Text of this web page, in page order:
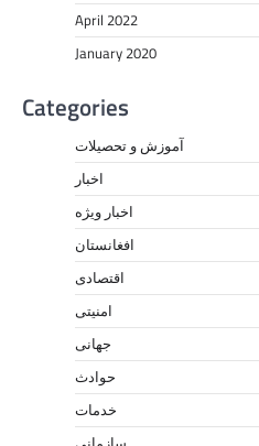
April 2022
January 2020
Categories
آموزش و تحصیلات
اخبار
اخبار ویژه
افغانستان
اقتصادی
امنیتی
جهانی
حوادث
خدمات